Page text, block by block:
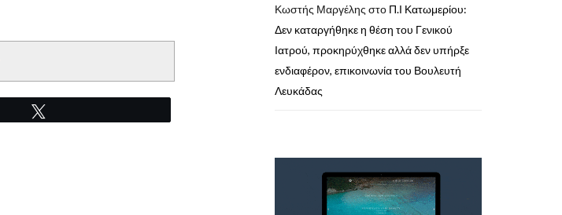
Κωστής Μαργέλης στο Π.Ι Κατωμερίου:
Δεν καταργήθηκε η θέση του Γενικού
Ιατρού, προκηρύχθηκε αλλά δεν υπήρξε
ενδιαφέρον, επικοινωνία του Βουλευτή
Λευκάδας